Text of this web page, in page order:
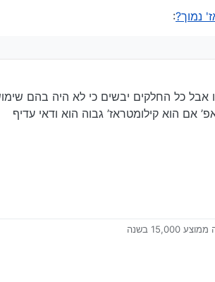
נמוך?:
כל החלקים יבשים כי לא היה בהם
אם הוא קילומטראז’ גבוה הוא ודאי עדיף
בשנה